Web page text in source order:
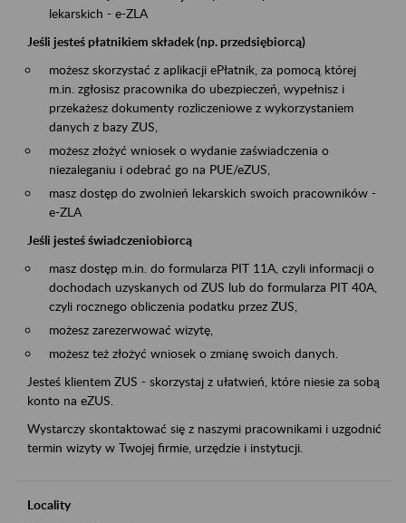
lekarskich - e-ZLA
Jeśli jesteś płatnikiem składek (np. przedsiębiorcą)
możesz skorzystać z aplikacji ePłatnik, za pomocą której
m.in. zgłosisz pracownika do ubezpieczeń, wypełnisz i
przekażesz dokumenty rozliczeniowe z wykorzystaniem
danych z bazy ZUS,
możesz złożyć wniosek o wydanie zaświadczenia o
niezaleganiu i odebrać go na PUE/eZUS,
masz dostęp do zwolnień lekarskich swoich pracowników -
e-ZLA
Jeśli jesteś świadczeniobiorcą
masz dostęp m.in. do formularza PIT 11A, czyli informacji o
dochodach uzyskanych od ZUS lub do formularza PIT 40A,
czyli rocznego obliczenia podatku przez ZUS,
możesz zarezerwować wizytę,
możesz też złożyć wniosek o zmianę swoich danych.
Jesteś klientem ZUS - skorzystaj z ułatwień, które niesie za sobą
konto na eZUS.
Wystarczy skontaktować się z naszymi pracownikami i uzgodnić
termin wizyty w Twojej firmie, urzędzie i instytucji.
Locality